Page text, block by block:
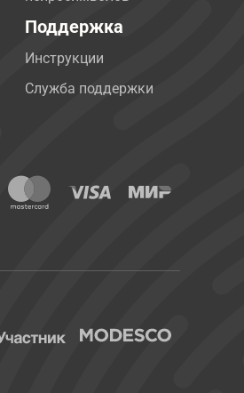
Поддержка
Инструкции
Служба поддержки